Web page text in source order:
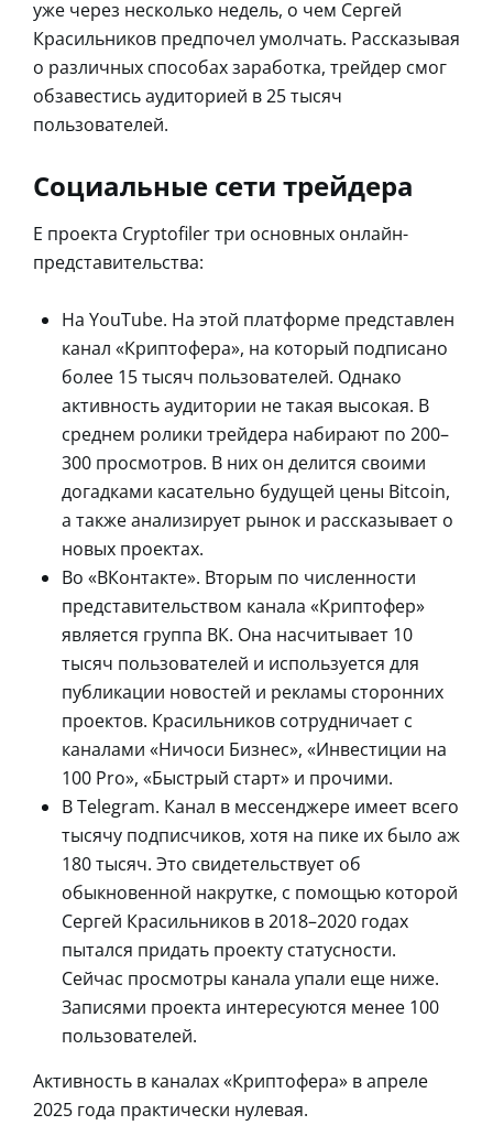
уже через несколько недель, о чем Сергей
Красильников предпочел умолчать. Рассказывая
о различных способах заработка, трейдер смог
обзавестись аудиторией в 25 тысяч
пользователей.
Социальные сети трейдера
E проекта Cryptofiler три основных онлайн-
представительства:
На YouTube. На этой платформе представлен
канал «Криптофера», на который подписано
более 15 тысяч пользователей. Однако
активность аудитории не такая высокая. В
среднем ролики трейдера набирают по 200–
300 просмотров. В них он делится своими
догадками касательно будущей цены Bitcoin,
а также анализирует рынок и рассказывает о
новых проектах.
Во «ВКонтакте». Вторым по численности
представительством канала «Криптофер»
является группа ВК. Она насчитывает 10
тысяч пользователей и используется для
публикации новостей и рекламы сторонних
проектов. Красильников сотрудничает с
каналами «Ничоси Бизнес», «Инвестиции на
100 Pro», «Быстрый старт» и прочими.
В Telegram. Канал в мессенджере имеет всего
тысячу подписчиков, хотя на пике их было аж
180 тысяч. Это свидетельствует об
обыкновенной накрутке, с помощью которой
Сергей Красильников в 2018–2020 годах
пытался придать проекту статусности.
Сейчас просмотры канала упали еще ниже.
Записями проекта интересуются менее 100
пользователей.
Активность в каналах «Криптофера» в апреле
2025 года практически нулевая.